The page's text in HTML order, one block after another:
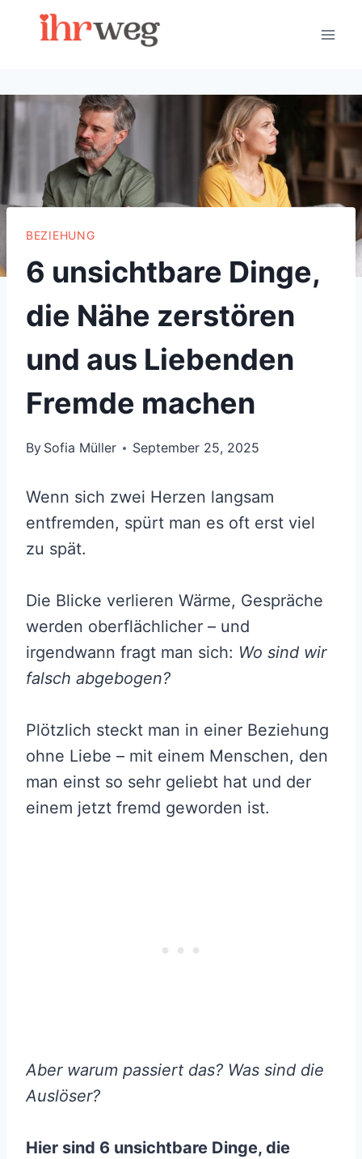
BEZIEHUNG
6 unsichtbare Dinge,
die Nähe zerstören
und aus Liebenden
Fremde machen
By Sofia Müller September 25, 2025
Wenn sich zwei Herzen langsam
entfremden, spürt man es oft erst viel
zu spät.
Die Blicke verlieren Wärme, Gespräche
werden oberflächlicher – und
irgendwann fragt man sich: Wo sind wir
falsch abgebogen?
Plötzlich steckt man in einer Beziehung
ohne Liebe – mit einem Menschen, den
man einst so sehr geliebt hat und der
einem jetzt fremd geworden ist.
Aber warum passiert das? Was sind die
Auslöser?
Hier sind 6 unsichtbare Dinge, die